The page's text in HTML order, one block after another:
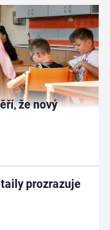
že nový
prozrazuje